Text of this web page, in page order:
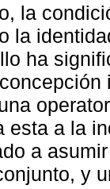
la
la
ha
esta a la
a
y